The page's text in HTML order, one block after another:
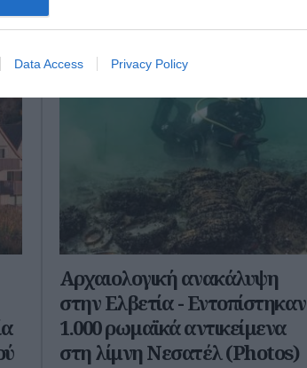
Data Access Privacy Policy
Αρχαιολογική ανακάλυψη
στην Ελβετία - Εντοπίστηκαν
1.000 ρωμαϊκά αντικείμενα
στη λίμνη Νεσατέλ (Photos)